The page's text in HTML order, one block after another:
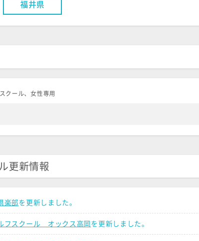
福井県
クール、女性専用
更新情報
楽部を更新しました。
フスクール オックス高岡 を更新しました。